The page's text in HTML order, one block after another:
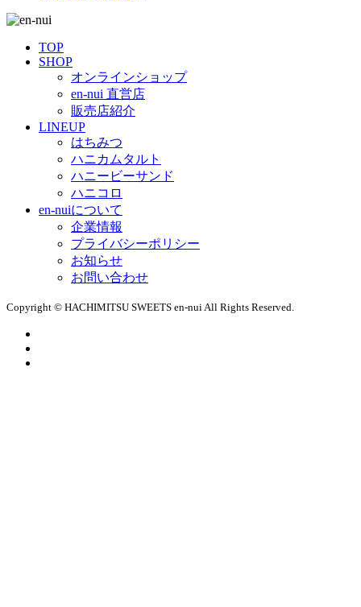
TOP
SHOP
オンラインショップ
en-nui 直営店
販売店紹介
LINEUP
はちみつ
ハニカムタルト
ハニービーサンド
ハニコロ
en-nuiについて
企業情報
プライバシーポリシー
お知らせ
お問い合わせ
Copyright © HACHIMITSU SWEETS en-nui All Rights Reserved.